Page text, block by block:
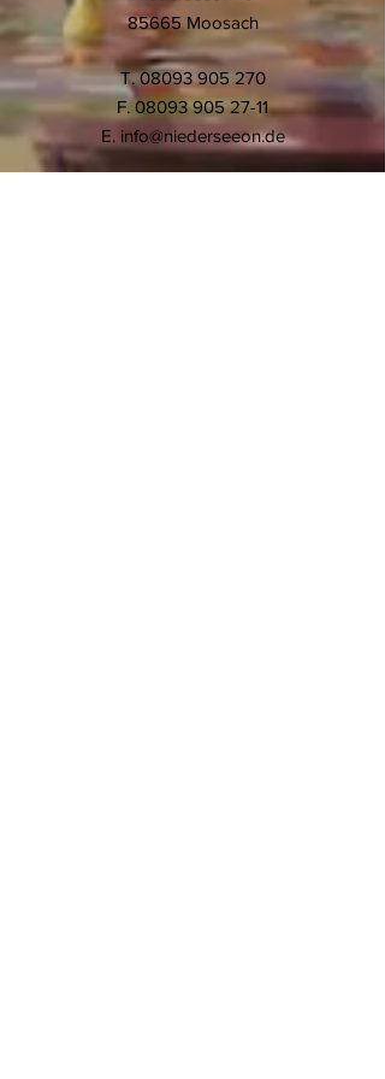
85665 Moosach
T.08093 905 270
F.08093 905 27-11
E. info@niederseeon.de